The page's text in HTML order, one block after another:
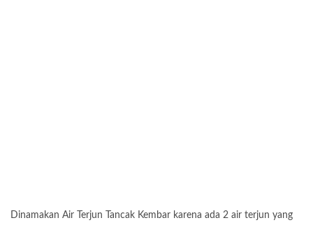
Dinamakan Air Terjun Tancak Kembar karena ada 2 air terjun yang